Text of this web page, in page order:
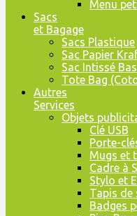
Menu
Sacs
et Bagage
Sacs Plastique
Sac Papier
Sac Intissé
Tote Bag
Autres
Services
Objets
Clé USB
Porte-
Mugs et
Cadre à
Stylo et
Tapis de
Badges